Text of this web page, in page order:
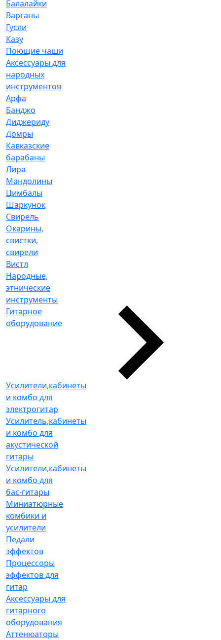
Балалайки
Варганы
Гусли
Казу
Поющие чаши
Аксессуары для
народных
инструментов
Арфа
Банджо
Диджериду
Домры
Кавказские
барабаны
Лира
Мандолины
Цимбалы
Шаркунок
Свирель
Окарины,
свистки,
свирели
Вистл
Народные,
этнические
инструменты
Гитарное
оборудование
Усилители,кабинеты
и комбо для
электрогитар
Усилитель,кабинеты
и комбо для
акустической
гитары
Усилители,кабинеты
и комбо для
бас-гитары
Миниатюрные
комбики и
усилители
Педали
эффектов
Процессоры
эффектов для
гитар
Аксессуары для
гитарного
оборудования
Аттенюаторы